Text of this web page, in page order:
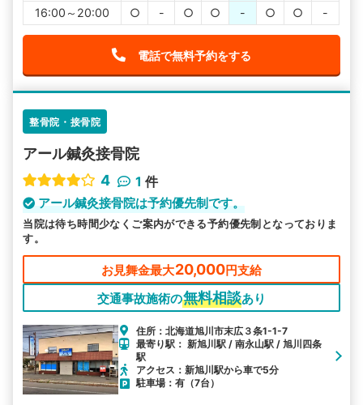
16:00～20:00
○ - ○ ○ - ○ ○ -
電話で無料予約をする
整骨院・接骨院
アール鍼灸接骨院
4
1 件
アール鍼灸接骨院は予約優先制です。
当院は待ち時間少なくご案内ができる予約優先制となっておりま
す。
お見舞金最大20,000円支給
交通事故施術の無料相談あり
住所：北海道旭川市末広３条1-1-7
最寄り駅： 新旭川駅 / 南永山駅 / 旭川四条
駅
アクセス：新旭川駅から車で5分
駐車場：有（7台）